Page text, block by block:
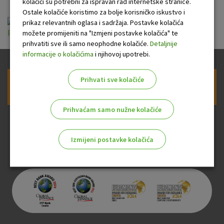
Opći uvjeti poslovanja za pružanje usluge
Premium bankarstva (važeći od 1.3.2025.).pdf
Prijava na newsletter OTP banke
Ostale kolačiće koristimo za bolje korisničko iskustvo i
prikaz relevantnih oglasa i sadržaja. Postavke kolačića
možete promijeniti na "Izmjeni postavke kolačića" te
prihvatiti sve ili samo neophodne kolačiće. Detaljnije
informacije o kolačićima i njihovoj upotrebi.
Prihvati sve kolačiće
Prihvaćam samo nužne kolačiće
Izmijeni postavke kolačića